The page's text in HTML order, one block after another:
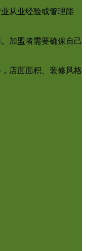
从业经验或管理能
加盟者需要确保自己
店面面积、装修风格